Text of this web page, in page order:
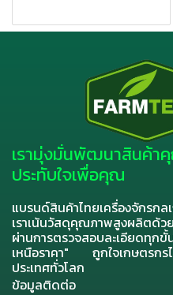
เรามุ่งมั่นพัฒนาสินค้า
ประทับใจเพื่อคุณ
แบรนด์สินค้าไทยเครื่องจักรก
เราเน้นวัสดุคุณภาพสูงผลิตด้ว
ผ่านการตรวจสอบละเอียดทุ
เหนือราคา" ถูกใจเกษตรกร
ประเทศทั่วโลก
ข้อมูลติดต่อ